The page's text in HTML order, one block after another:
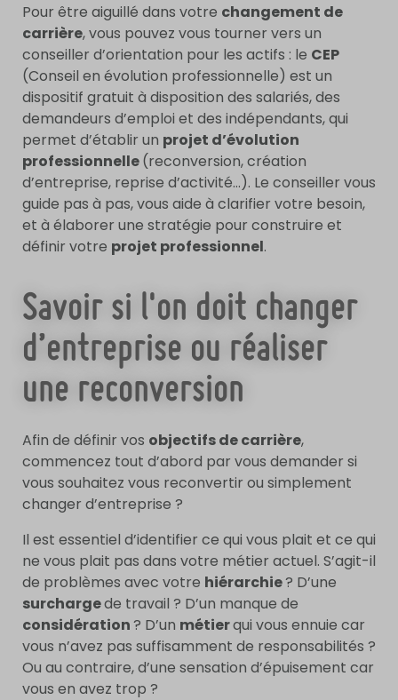
Pour être aiguillé dans votre changement de
carrière, vous pouvez vous tourner vers un
conseiller d’orientation pour les actifs : le CEP
(Conseil en évolution professionnelle) est un
dispositif gratuit à disposition des salariés, des
demandeurs d’emploi et des indépendants, qui
permet d’établir un projet d’évolution
professionnelle(reconversion, création
d’entreprise, reprise d’activité…). Le conseiller vous
guide pas à pas, vous aide à clarifier votre besoin,
et à élaborer une stratégie pour construire et
définir votre projet professionnel.
Savoir si l'on doit changer
d’entreprise ou réaliser
une reconversion
Afin de définir vos objectifs de carrière,
commencez tout d’abord par vous demander si
vous souhaitez vous reconvertir ou simplement
changer d’entreprise ?
Il est essentiel d’identifier ce qui vous plait et ce qui
ne vous plait pas dans votre métier actuel. S’agit-il
de problèmes avec votre hiérarchie? D’une
surchargede travail ? D’un manque de
considération? D’un métierqui vous ennuie car
vous n’avez pas suffisamment de responsabilités ?
Ou au contraire, d’une sensation d’épuisement car
vous en avez trop ?